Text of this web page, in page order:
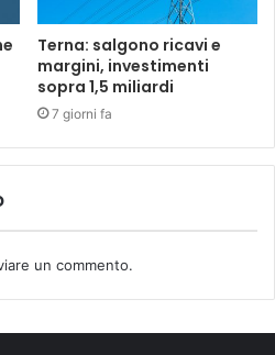
Terna: salgono ricavi e
margini, investimenti
sopra 1,5 miliardi
7 giorni fa
un commento.